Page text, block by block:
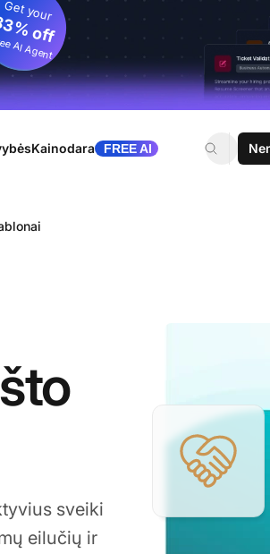
Get your
off
AI Agent
Kainodara FREE AI
sveiki
eilučių ir